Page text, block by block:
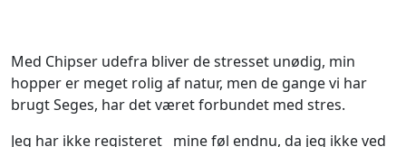
Med Chipser udefra bliver de stresset unødig, min
hopper er meget rolig af natur, men de gange vi har
brugt Seges, har det været forbundet med stres.
Jeg har ikke registeret mine føl endnu, da jeg ikke ved